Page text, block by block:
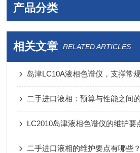
产品分类
相关文章 RELATED ARTICLES
岛津LC10A液相色谱仪，支撑常
二手进口液相：预算与性能之间
LC2010岛津液相色谱仪的维护要
二手进口液相的维护要点有哪些？